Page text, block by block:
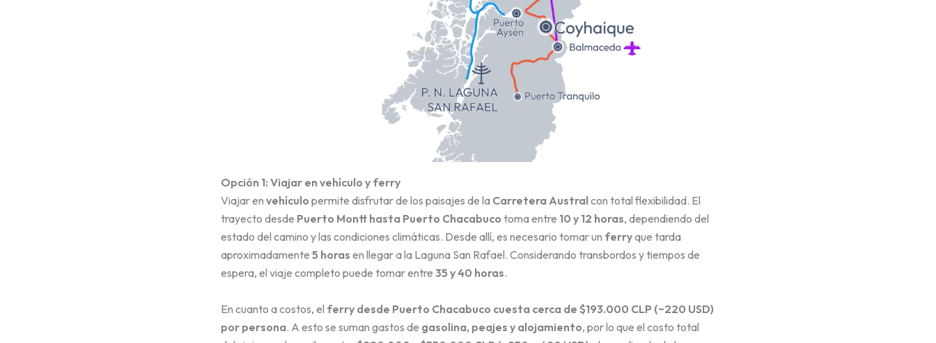
Opción 1: Viajar en vehículo y ferry
Viajar en vehículo permite disfrutar de los paisajes de la Carretera Austral con total flexibilidad. El
trayecto desde Puerto Montt hasta Puerto Chacabuco toma entre 10 y 12 horas, dependiendo del
estado del camino y las condiciones climáticas. Desde allí, es necesario tomar un ferryque tarda
aproximadamente 5 horas en llegar a la Laguna San Rafael. Considerando transbordos y tiempos de
espera, el viaje completo puede tomar entre 35 y 40 horas.
En cuanto a costos, el ferry desde Puerto Chacabuco cuesta cerca de $193.000 CLP (~220 USD)
por persona. A esto se suman gastos de gasolina, peajes y alojamiento, por lo que el costo total